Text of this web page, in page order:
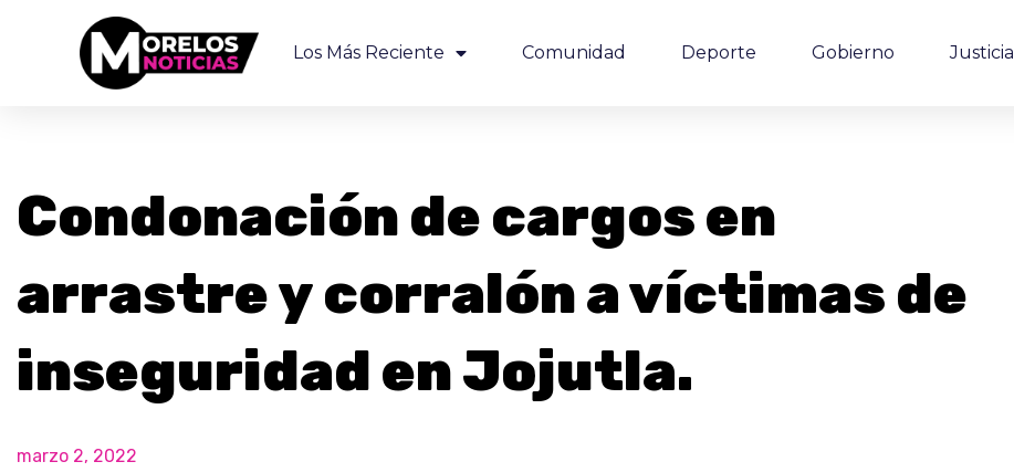
Los Más Reciente Comunidad Deporte Gobierno Justicia
Condonación de cargos en
arrastre y corralón a víctimas de
inseguridad en Jojutla.
marzo 2, 2022